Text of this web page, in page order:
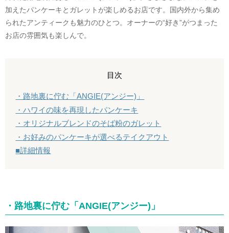
加えたパンケーキとガレットが楽しめるお店です。国内外から集め
られたアンティークも魅力のひとつ。オーナーの“好き”がつまった
お店の雰囲気も楽しんで。
目次
・路地裏に佇む「ANGIE(アンジー)」
・ハワイの味を再現したパンケーキ
・オリジナルブレンドのそば粉のガレット
・お好みのパンケーキが選べるテイクアウト
■詳細情報
・路地裏に佇む「ANGIE(アンジー)」